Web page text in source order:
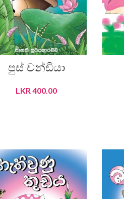
පුස් චන්ඩියා
LKR400.00